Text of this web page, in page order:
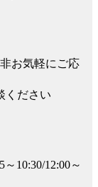
お気軽にご応
ください
10:30/12:00～